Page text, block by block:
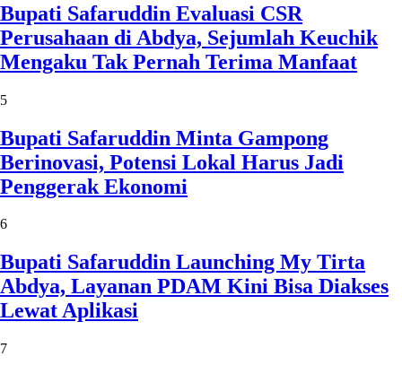
Bupati Safaruddin Evaluasi CSR
Perusahaan di Abdya, Sejumlah Keuchik
Mengaku Tak Pernah Terima Manfaat
5
Bupati Safaruddin Minta Gampong
Berinovasi, Potensi Lokal Harus Jadi
Penggerak Ekonomi
6
Bupati Safaruddin Launching My Tirta
Abdya, Layanan PDAM Kini Bisa Diakses
Lewat Aplikasi
7